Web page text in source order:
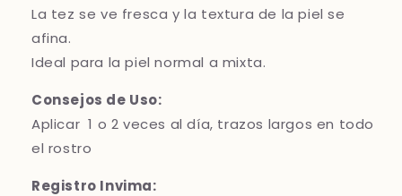
La tez se ve fresca y la textura de la piel se
afina.
Ideal para la piel normal a mixta.
Consejos de Uso:
Aplicar 1 o 2 veces al día, trazos largos en todo
el rostro
Registro Invima: